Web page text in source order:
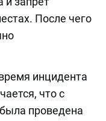
После чего
инцидента
что с
проведена